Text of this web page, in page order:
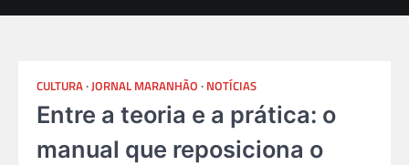
CULTURA JORNAL MARANHÃO NOTÍCIAS
Entre a teoria e a prática: o
manual que reposiciona o